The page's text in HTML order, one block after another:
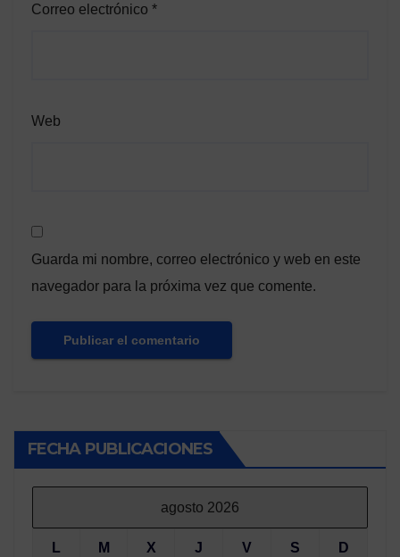
Correo electrónico *
Web
Guarda mi nombre, correo electrónico y web en este
navegador para la próxima vez que comente.
FECHA PUBLICACIONES
agosto 2026
L M X J V S D